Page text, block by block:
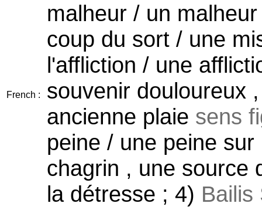
French :
malheur / un
coup du sort / une
l'affliction / une
souvenir douloureux
ancienne plaie sens
peine / une peine
chagrin , une source
la détresse ; 4)